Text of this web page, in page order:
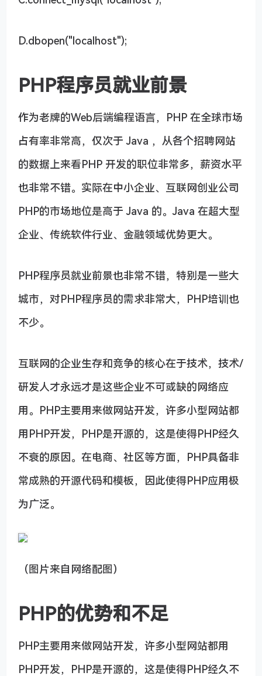
D.dbopen("localhost");
PHP程序员就业前景
作为老牌的Web后端编程语言，PHP 在全球市场
占有率非常高，仅次于 Java ，从各个招聘网站
的数据上来看PHP 开发的职位非常多，薪资水平
也非常不错。实际在中小企业、互联网创业公司
PHP的市场地位是高于 Java 的。Java 在超大型
企业、传统软件行业、金融领域优势更大。
PHP程序员就业前景也非常不错，特别是一些大
城市，对PHP程序员的需求非常大，PHP培训也
不少。
互联网的企业生存和竞争的核心在于技术，技术/
研发人才永远才是这些企业不可或缺的网络应
用。PHP主要用来做网站开发，许多小型网站都
用PHP开发，PHP是开源的，这是使得PHP经久
不衰的原因。在电商、社区等方面，PHP具备非
常成熟的开源代码和模板，因此使得PHP应用极
为广泛。
（图片来自网络配图）
PHP的优势和不足
PHP主要用来做网站开发，许多小型网站都用
PHP开发，PHP是开源的，这是使得PHP经久不